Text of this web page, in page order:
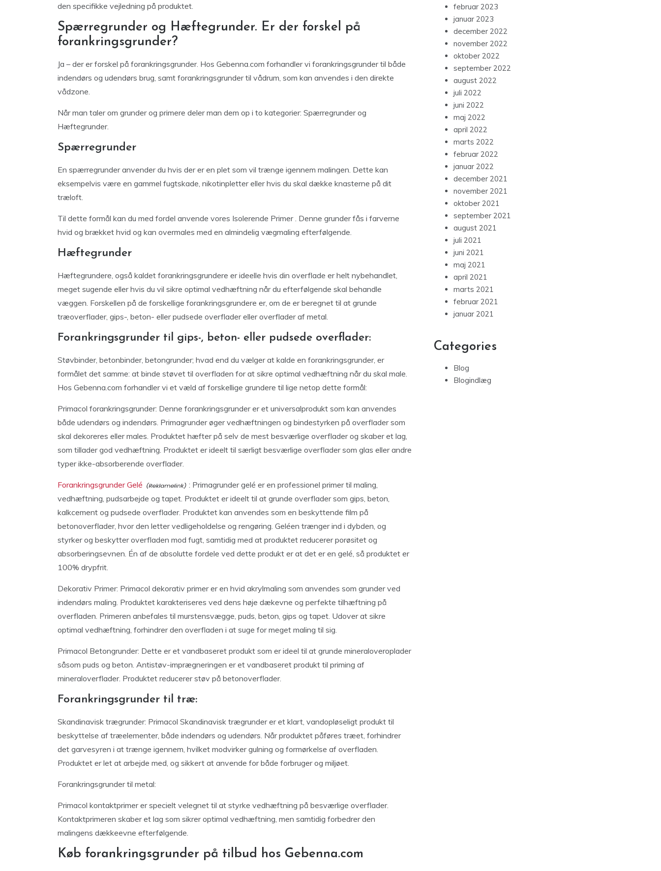
den specifikke vejledning på produktet.
Spærregrunder og Hæftegrunder. Er der forskel på
forankringsgrunder?
Ja – der er forskel på forankringsgrunder. Hos Gebenna.com forhandler vi forankringsgrunder til både
indendørs og udendørs brug, samt forankringsgrunder til vådrum, som kan anvendes i den direkte
vådzone.
Når man taler om grunder og primere deler man dem op i to kategorier: Spærregrunder og
Hæftegrunder.
Spærregrunder
En spærregrunder anvender du hvis der er en plet som vil trænge igennem malingen. Dette kan
eksempelvis være en gammel fugtskade, nikotinpletter eller hvis du skal dække knasterne på dit
træloft.
Til dette formål kan du med fordel anvende vores Isolerende Primer . Denne grunder fås i farverne
hvid og brækket hvid og kan overmales med en almindelig vægmaling efterfølgende.
Hæftegrunder
Hæftegrundere, også kaldet forankringsgrundere er ideelle hvis din overflade er helt nybehandlet,
meget sugende eller hvis du vil sikre optimal vedhæftning når du efterfølgende skal behandle
væggen. Forskellen på de forskellige forankringsgrundere er, om de er beregnet til at grunde
træoverflader, gips-, beton- eller pudsede overflader eller overflader af metal.
Forankringsgrunder til gips-, beton- eller pudsede overflader:
Støvbinder, betonbinder, betongrunder; hvad end du vælger at kalde en forankringsgrunder, er
formålet det samme: at binde støvet til overfladen for at sikre optimal vedhæftning når du skal male.
Hos Gebenna.com forhandler vi et væld af forskellige grundere til lige netop dette formål:
Primacol forankringsgrunder: Denne forankringsgrunder er et universalprodukt som kan anvendes
både udendørs og indendørs. Primagrunder øger vedhæftningen og bindestyrken på overflader som
skal dekoreres eller males. Produktet hæfter på selv de mest besværlige overflader og skaber et lag,
som tillader god vedhæftning. Produktet er ideelt til særligt besværlige overflader som glas eller andre
typer ikke-absorberende overflader.
Forankringsgrunder Gelé
: Primagrunder gelé er en professionel primer til maling,
vedhæftning, pudsarbejde og tapet. Produktet er ideelt til at grunde overflader som gips, beton,
kalkcement og pudsede overflader. Produktet kan anvendes som en beskyttende film på
betonoverflader, hvor den letter vedligeholdelse og rengøring. Geléen trænger ind i dybden, og
styrker og beskytter overfladen mod fugt, samtidig med at produktet reducerer porøsitet og
absorberingsevnen. Én af de absolutte fordele ved dette produkt er at det er en gelé, så produktet er
100% drypfrit.
Dekorativ Primer: Primacol dekorativ primer er en hvid akrylmaling som anvendes som grunder ved
indendørs maling. Produktet karakteriseres ved dens høje dækevne og perfekte tilhæftning på
overfladen. Primeren anbefales til murstensvægge, puds, beton, gips og tapet. Udover at sikre
optimal vedhæftning, forhindrer den overfladen i at suge for meget maling til sig.
Primacol Betongrunder: Dette er et vandbaseret produkt som er ideel til at grunde mineraloveroplader
såsom puds og beton. Antistøv-imprægneringen er et vandbaseret produkt til priming af
mineraloverflader. Produktet reducerer støv på betonoverflader.
Forankringsgrunder til træ:
Skandinavisk trægrunder: Primacol Skandinavisk trægrunder er et klart, vandopløseligt produkt til
beskyttelse af træelementer, både indendørs og udendørs. Når produktet påføres træet, forhindrer
det garvesyren i at trænge igennem, hvilket modvirker gulning og formørkelse af overfladen.
Produktet er let at arbejde med, og sikkert at anvende for både forbruger og miljøet.
Forankringsgrunder til metal:
Primacol kontaktprimer er specielt velegnet til at styrke vedhæftning på besværlige overflader.
Kontaktprimeren skaber et lag som sikrer optimal vedhæftning, men samtidig forbedrer den
malingens dækkeevne efterfølgende.
Køb forankringsgrunder på tilbud hos Gebenna.com
februar 2023
januar 2023
december 2022
november 2022
oktober 2022
september 2022
august 2022
juli 2022
juni 2022
maj 2022
april 2022
marts 2022
februar 2022
januar 2022
december 2021
november 2021
oktober 2021
september 2021
august 2021
juli 2021
juni 2021
maj 2021
april 2021
marts 2021
februar 2021
januar 2021
Categories
Blog
Blogindlæg